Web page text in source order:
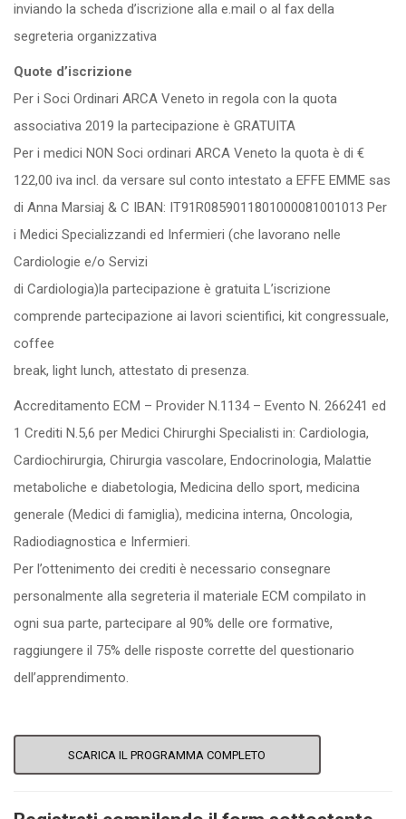
inviando la scheda d’iscrizione alla e.mail o al fax della
segreteria organizzativa
Quote d’iscrizione
Per i Soci Ordinari ARCA Veneto in regola con la quota
associativa 2019 la partecipazione è GRATUITA
Per i medici NON Soci ordinari ARCA Veneto la quota è di €
122,00 iva incl. da versare sul conto intestato a EFFE EMME sas
di Anna Marsiaj & C IBAN: IT91R0859011801000081001013 Per
i Medici Specializzandi ed Infermieri (che lavorano nelle
Cardiologie e/o Servizi
di Cardiologia)la partecipazione è gratuita L’iscrizione
comprende partecipazione ai lavori scientifici, kit congressuale,
coffee
break, light lunch, attestato di presenza.
Accreditamento ECM – Provider N.1134 – Evento N. 266241 ed
1 Crediti N.5,6 per Medici Chirurghi Specialisti in: Cardiologia,
Cardiochirurgia, Chirurgia vascolare, Endocrinologia, Malattie
metaboliche e diabetologia, Medicina dello sport, medicina
generale (Medici di famiglia), medicina interna, Oncologia,
Radiodiagnostica e Infermieri.
Per l’ottenimento dei crediti è necessario consegnare
personalmente alla segreteria il materiale ECM compilato in
ogni sua parte, partecipare al 90% delle ore formative,
raggiungere il 75% delle risposte corrette del questionario
dell’apprendimento.
SCARICA IL PROGRAMMA COMPLETO